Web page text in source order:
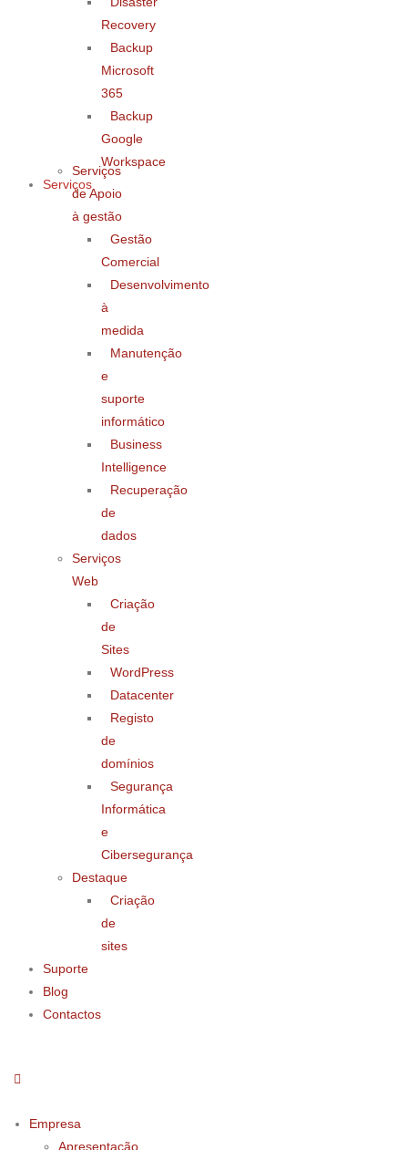
Recovery
Backup
Microsoft
365
Backup
Google
Workspace
Serviços
Serviços
de Apoio
à gestão
Gestão
Comercial
Desenvolvimento
à
medida
Manutenção
e
suporte
informático
Business
Intelligence
Recuperação
de
dados
Serviços
Web
Criação
de
Sites
WordPress
Datacenter
Registo
de
domínios
Segurança
Informática
e
Cibersegurança
Destaque
Criação
de
sites
Suporte
Blog
Contactos
Empresa
Apresentação